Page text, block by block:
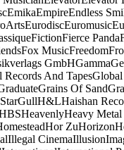
EmikaEmpireEndless
EurodiscEuromusic
FictionFierce Panda
Fox MusicFreedom
GmbHGamma
Records And Tapes
Grains Of Sand
GullH&LHaishan
HeavenlyHeavy Metal
Hor ZuHorizon
Illegal CinemaIllusion